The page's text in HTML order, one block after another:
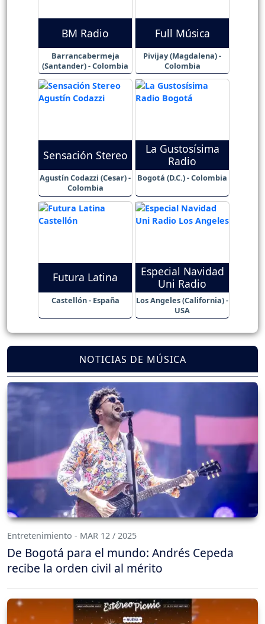
BM Radio
Barrancabermeja
(Santander) - Colombia
Full Música
Pivijay (Magdalena) -
Colombia
Sensación Stereo
Agustín Codazzi (Cesar) -
Colombia
La Gustosísima
Radio
Bogotá (D.C.) - Colombia
Futura Latina
Castellón - España
Especial Navidad
Uni Radio
Los Angeles (California) -
USA
NOTICIAS DE MÚSICA
Entretenimiento - MAR 12 / 2025
De Bogotá para el mundo: Andrés Cepeda
recibe la orden civil al mérito